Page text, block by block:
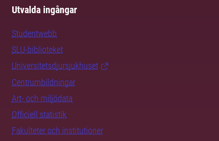
Utvalda ingångar
Studentwebb
SLU-biblioteket
Universitetsdjursjukhuset
Centrumbildningar
Art- och miljödata
Officiell statistik
Fakulteter och institutioner